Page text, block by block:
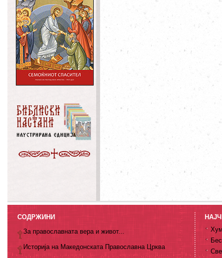
СОДРЖИНИ
За православната вера и живот...
Историја на Македонската Православна Црква